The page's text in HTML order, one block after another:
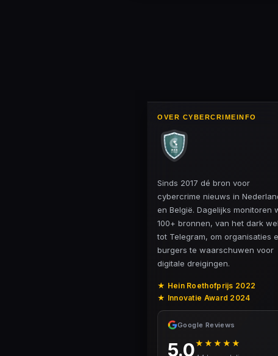
OVER CYBERCRIMEINFO
Sinds 2017 dé bron voor
cybercrime nieuws in
en België. Dagelijks monitoren
100+ bronnen, van het dark
tot Telegram, om organisaties
burgers te waarschuwen voor
digitale dreigingen.
★ Hein Roethofprijs 2022
★ Innovatie Award 2024
Google Reviews
5.0★★★★★